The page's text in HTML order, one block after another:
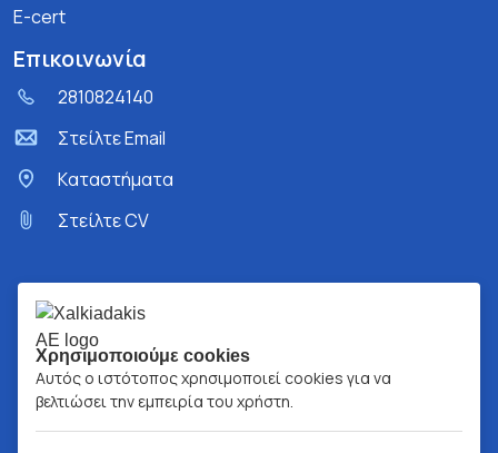
E-cert
Επικοινωνία
2810824140
Στείλτε Email
Kαταστήματα
Στείλτε CV
Χρησιμοποιούμε cookies
Αυτός ο ιστότοπος χρησιμοποιεί cookies για να
βελτιώσει την εμπειρία του χρήστη.